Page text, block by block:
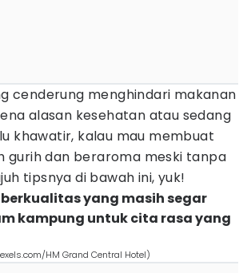
cenderung menghindari makanan
alasan kesehatan atau sedang
khawatir, kalau mau membuat
gurih dan beraroma meski tanpa
tipsnya di bawah ini, yuk!
berkualitas yang masih segar
kampung untuk cita rasa yang
HM Grand Central Hotel)